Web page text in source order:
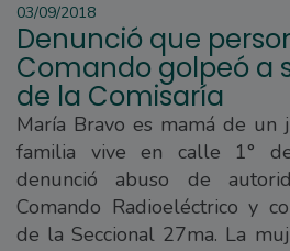
03/09/2018
Denunció que
Comando golpeó a
de la Comisaría
María Bravo es mamá de un
familia vive en calle 1°
denunció abuso de
Comando Radioeléctrico y
de la Seccional 27ma. La